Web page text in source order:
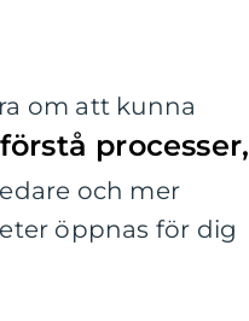
om att kunna
förstå processer,
och mer
öppnas för dig